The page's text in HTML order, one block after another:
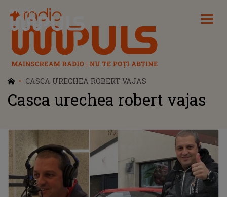
Radio Impuls
CASCA URECHEA ROBERT VAJAS
Casca urechea robert vajas